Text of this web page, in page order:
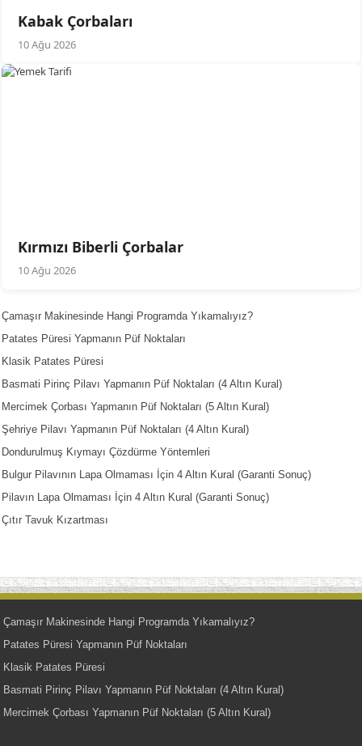
Kabak Çorbaları
10 Ağu 2026
Kırmızı Biberli Çorbalar
10 Ağu 2026
Çamaşır Makinesinde Hangi Programda Yıkamalıyız?
Patates Püresi Yapmanın Püf Noktaları
Klasik Patates Püresi
Basmati Pirinç Pilavı Yapmanın Püf Noktaları (4 Altın Kural)
Mercimek Çorbası Yapmanın Püf Noktaları (5 Altın Kural)
Şehriye Pilavı Yapmanın Püf Noktaları (4 Altın Kural)
Dondurulmuş Kıymayı Çözdürme Yöntemleri
Bulgur Pilavının Lapa Olmaması İçin 4 Altın Kural (Garanti Sonuç)
Pilavın Lapa Olmaması İçin 4 Altın Kural (Garanti Sonuç)
Çıtır Tavuk Kızartması
Çamaşır Makinesinde Hangi Programda Yıkamalıyız?
Patates Püresi Yapmanın Püf Noktaları
Klasik Patates Püresi
Basmati Pirinç Pilavı Yapmanın Püf Noktaları (4 Altın Kural)
Mercimek Çorbası Yapmanın Püf Noktaları (5 Altın Kural)